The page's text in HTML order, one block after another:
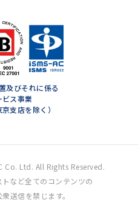
及びそれに係る
ス事業
支店を除く）
Ltd. All Rights Reserved.
など全てのコンテンツの
送信を禁じます。